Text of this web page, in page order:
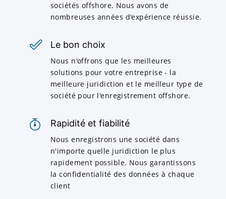
sociétés offshore. Nous avons de
nombreuses années d'expérience réussie.
Le bon choix
Nous n'offrons que les meilleures
solutions pour votre entreprise - la
meilleure juridiction et le meilleur type de
société pour l'enregistrement offshore.
Rapidité et fiabilité
Nous enregistrons une société dans
n'importe quelle juridiction le plus
rapidement possible. Nous garantissons
la confidentialité des données à chaque
client